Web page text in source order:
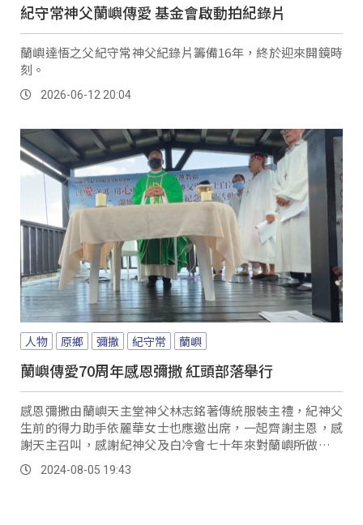
紀守常神父蘭嶼傳愛 基金會啟動拍紀錄片
蘭嶼達悟之父紀守常神父紀錄片籌備16年，終於迎來開鏡時
刻。
2026-06-12 20:04
人物 原鄉 彌撒 紀守常 蘭嶼
蘭嶼傳愛70周年感恩彌撒 紅頭部落舉行
感恩彌撒由蘭嶼天主堂神父林志銘著傳統服裝主禮，紀神父
生前的得力助手依麗華女士也應邀出席，一起齊謝主恩，感
謝天主召叫，感謝紀神父及白冷會七十年來對蘭嶼所做的一
切。2024-08-05 19:43